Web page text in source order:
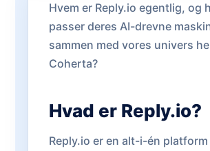
Hvem er Reply.io egentlig, og
passer deres AI-drevne
sammen med vores univers
Coherta?
Hvad er Reply.io?
Reply.io er en alt-i-én